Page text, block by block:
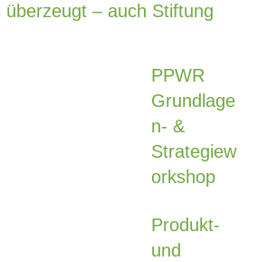
überzeugt – auch Stiftung
PPWR
Grundlage
n- &
Strategiew
orkshop
Produkt-
und